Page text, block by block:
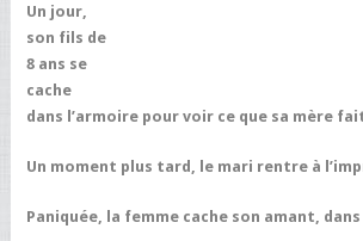
Un jour,
son fils de
8 ans se
cache
dans l’armoire pour voir ce que sa mère
Un moment plus tard, le mari rentre à
Paniquée, la femme cache son amant,